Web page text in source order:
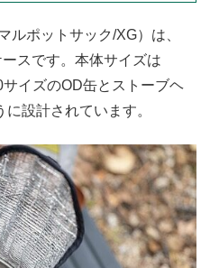
ルポットサック/XG）は、
スです。本体サイズは
イズのOD缶とストーブヘ
設計されています。